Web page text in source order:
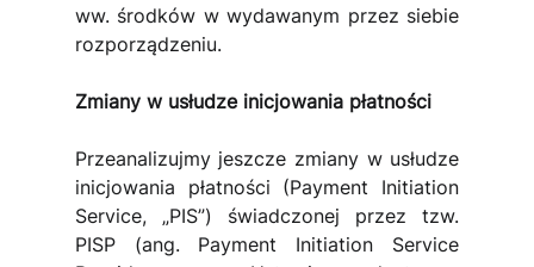
ww. środków w wydawanym przez siebie
rozporządzeniu.
Zmiany w usłudze inicjowania płatności
Przeanalizujmy jeszcze zmiany w usłudze
inicjowania płatności (Payment Initiation
Service, „PIS”) świadczonej przez tzw.
PISP (ang. Payment Initiation Service